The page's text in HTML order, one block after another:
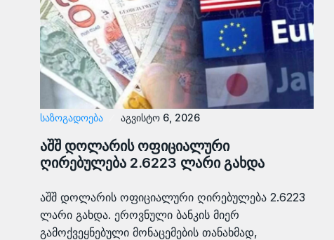
ᲡᲐᲖᲝᲒᲐᲓᲝᲔᲑᲐ აგვისტო 6, 2026
აშშ დოლარის ოფიციალური
ღირებულება 2.6223 ლარი გახდა
აშშ დოლარის ოფიციალური ღირებულება 2.6223
ლარი გახდა. ეროვნული ბანკის მიერ
გამოქვეყნებული მონაცემების თანახმად,